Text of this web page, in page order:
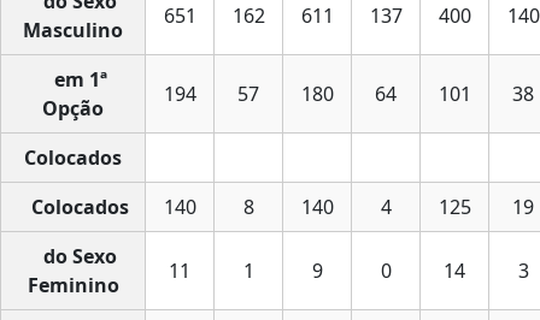
Masculino
651 162 611 137 400 140
em 1ª
Opção
194 57 180 64 101 38
Colocados
Colocados
140 8 140 4 125
19
do Sexo
Feminino
11 1 9 0 14 3